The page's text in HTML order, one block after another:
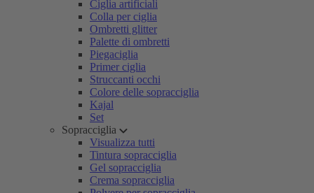
Ciglia artificiali
Colla per ciglia
Ombretti glitter
Palette di ombretti
Piegaciglia
Primer ciglia
Struccanti occhi
Colore delle sopracciglia
Kajal
Set
Sopracciglia
Visualizza tutti
Tintura sopracciglia
Gel sopracciglia
Crema sopracciglia